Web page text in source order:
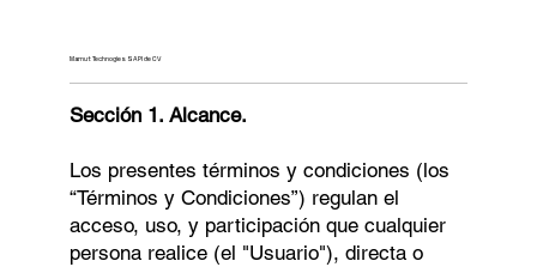
Mamut Technogies SAPI de CV
Sección 1. Alcance.
Los presentes términos y condiciones (los
“Términos y Condiciones”) regulan el
acceso, uso, y participación que cualquier
persona realice (el "Usuario"), directa o